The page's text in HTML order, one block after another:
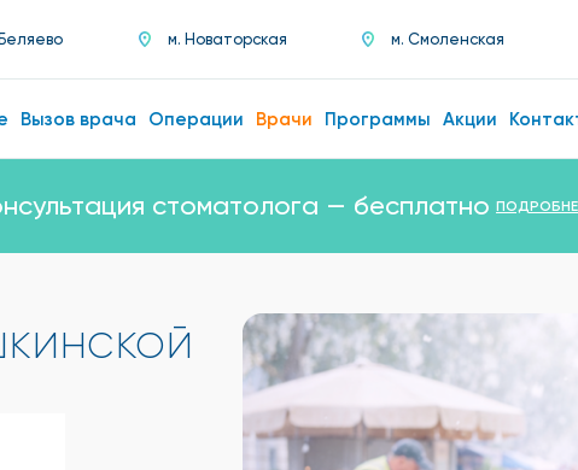
м. Новаторская м. Смоленская
Вызов врача Операции Врачи Программы Акции
стоматолога — бесплатно